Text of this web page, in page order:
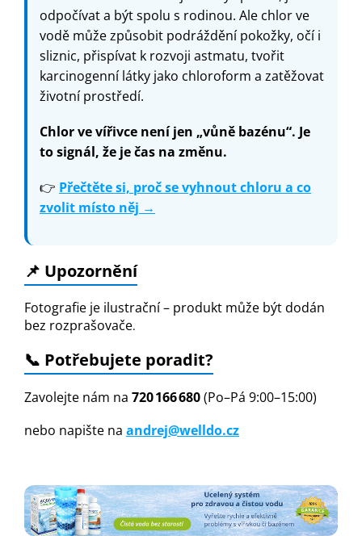
odpočívat a být spolu s rodinou. Ale chlor ve
vodě může způsobit podráždění pokožky, očí i
sliznic, přispívat k rozvoji astmatu, tvořit
karcinogenní látky jako chloroform a zatěžovat
životní prostředí.
Chlor ve vířivce není jen „vůně bazénu“. Je
to signál, že je čas na změnu.
👉 Přečtěte si, proč se vyhnout chloru a co
zvolit místo něj →
📌 Upozornění
Fotografie je ilustrační – produkt může být dodán
bez rozprašovače.
📞 Potřebujete poradit?
Zavolejte nám na 720 166 680(Po–Pá 9:00–15:00)
nebo napište na andrej@welldo.cz